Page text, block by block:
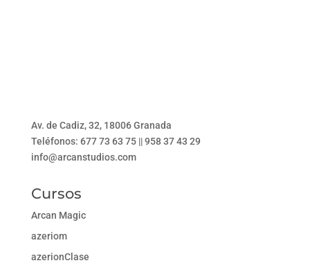
Av. de Cadiz, 32, 18006 Granada
Teléfonos: 677 73 63 75 || 958 37 43 29
info@arcanstudios.com
Cursos
Arcan Magic
azeriom
azerionClase